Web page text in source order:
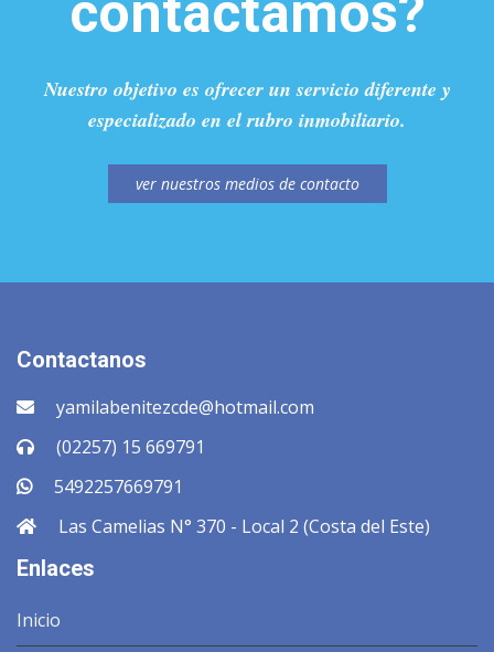
contactamos?
Nuestro objetivo es ofrecer un servicio diferente y
especializado en el rubro inmobiliario.
ver nuestros medios de contacto
Contactanos
yamilabenitezcde@hotmail.com
(02257) 15 669791
5492257669791
Las Camelias N° 370 - Local 2 (Costa del Este)
Enlaces
Inicio